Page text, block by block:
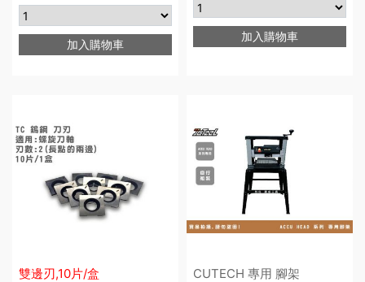
加入購物車
加入購物車
雙邊刃,10片/盒
CUTECH 專用 腳架